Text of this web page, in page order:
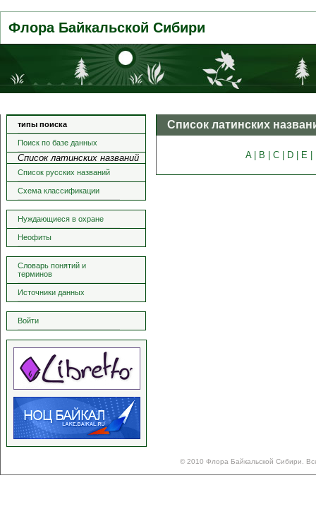
Флора Байкальской Сибири
типы поиска
Поиск по базе данных
Список латинских названий
Список русских названий
Схема классификации
Нуждающиеся в охране
Неофиты
Словарь понятий и
терминов
Источники данных
Войти
Список латинских
A | B | C | D | E |
© 2010 Флора Байкальской Сибири.